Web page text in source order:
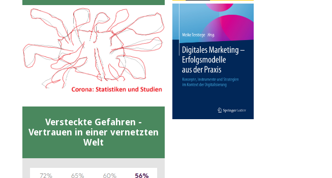
Versteckte Gefahren -
Vertrauen in einer vernetzten
Welt